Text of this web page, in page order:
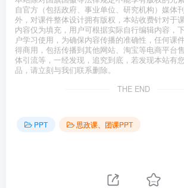
自官方（包括政府、事业单位、研究机构）媒体
外，对课件整体设计拥有版权，本站收费针对于
内容仅为填充，用户可根据实际自行编辑内容，
户学习使用，为确保内容传播的准确性，任何课
得商用，包括传播到其他网站、淘宝等电商平台
体引流等，一经发现，追究到底，若发现本站有
品，请立刻与我们联系删除。
THE END
PPT 思政课、团课PPT